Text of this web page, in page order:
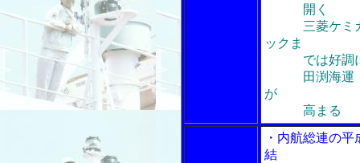
開く
三菱ケミカ
ックま
では好調に
田渕海運 井
が
高まる
・内航総連の
結